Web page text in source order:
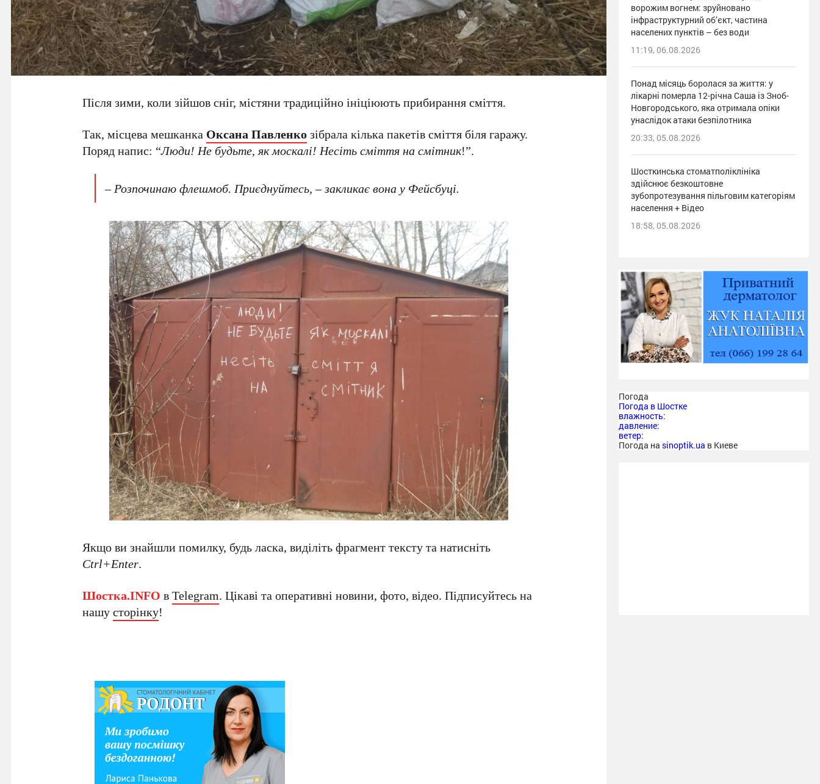
Після зими, коли зійшов сніг, містяни традиційно ініціюють прибирання сміття.
Так, місцева мешканка Оксана Павленкозібрала кілька пакетів сміття біля гаражу.
Поряд напис: “Люди! Не будьте, як москалі! Несіть сміття на смітник!”.
– Розпочинаю флешмоб. Приєднуйтесь,– закликає вона у Фейсбуці.
Якщо ви знайшли помилку, будь ласка, виділіть фрагмент тексту та натисніть
Ctrl+Enter.
Шостка.INFO вTelegram. Цікаві та оперативні новини, фото, відео. Підписуйтесь на
нашусторінку!
ворожим вогнем: зруйновано
інфраструктурний об’єкт, частина
населених пунктів – без води
11:19, 06.08.2026
Понад місяць боролася за життя: у
лікарні померла 12-річна Саша із Зноб-
Новгородського, яка отримала опіки
унаслідок атаки безпілотника
20:33, 05.08.2026
Шосткинська стоматполіклініка
здійснює безкоштовне
зубопротезування пільговим категоріям
населення + Відео
18:58, 05.08.2026
Погода
Погода в Шостке
влажность:
давление:
ветер:
Погода на sinoptik.ua в Киеве